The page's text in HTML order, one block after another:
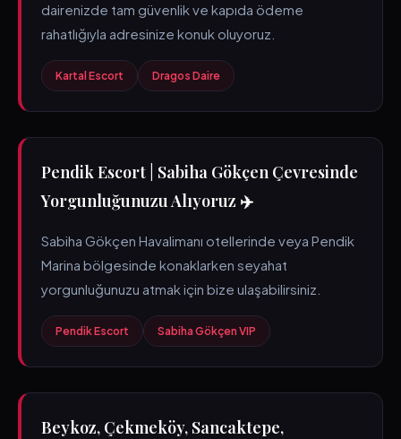
dairenizde tam güvenlik ve kapıda ödeme
rahatlığıyla adresinize konuk oluyoruz.
Kartal Escort Dragos Daire
Pendik Escort | Sabiha Gökçen Çevresinde
Yorgunluğunuzu Alıyoruz ✈️
Sabiha Gökçen Havalimanı otellerinde veya Pendik
Marina bölgesinde konaklarken seyahat
yorgunluğunuzu atmak için bize ulaşabilirsiniz.
Pendik Escort Sabiha Gökçen VIP
Beykoz, Çekmeköy, Sancaktepe,